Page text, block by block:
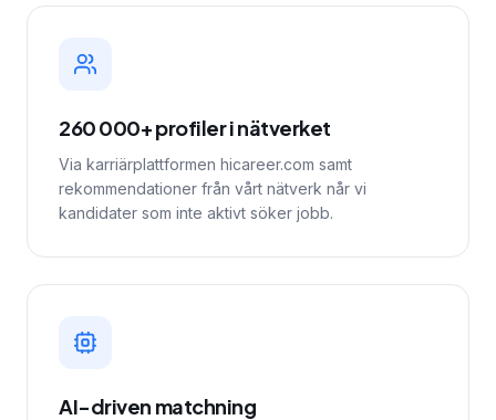
260 000+ profiler i nätverket
Via karriärplattformen hicareer.com samt
rekommendationer från vårt nätverk når vi
kandidater som inte aktivt söker jobb.
AI-driven matchning